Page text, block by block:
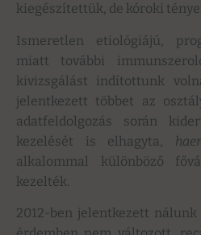
kiegészítettük, de kóroki
Ismeretlen etiológiájú,
miatt további
kivizsgálást indítottunk
jelentkezett többet az
adatfeldolgozás során
kezelését is elhagyta,
alkalommal különböző
kezelték.
2012-ben jelentkezett